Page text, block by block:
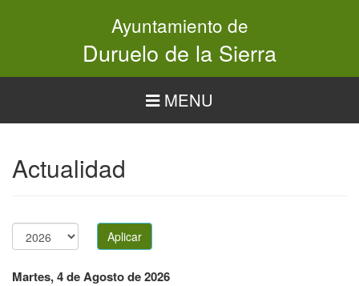
Ayuntamiento de
Duruelo de la Sierra
MENU
Actualidad
Aplicar
Martes, 4 de Agosto de 2026